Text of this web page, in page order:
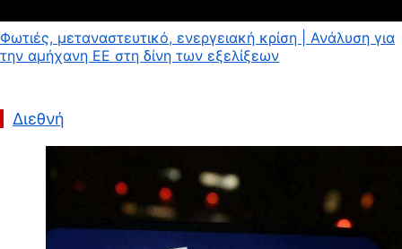
Φωτιές, μεταναστευτικό, ενεργειακή κρίση | Ανάλυση για
την αμήχανη ΕΕ στη δίνη των εξελίξεων
Διεθνή